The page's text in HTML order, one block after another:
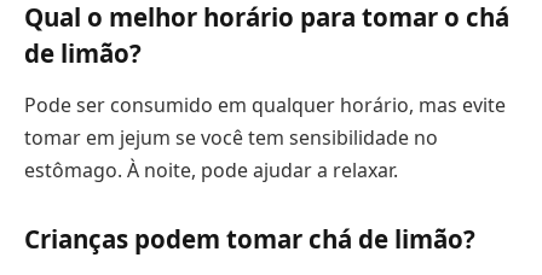
Qual o melhor horário para tomar o chá
de limão?
Pode ser consumido em qualquer horário, mas evite
tomar em jejum se você tem sensibilidade no
estômago. À noite, pode ajudar a relaxar.
Crianças podem tomar chá de limão?